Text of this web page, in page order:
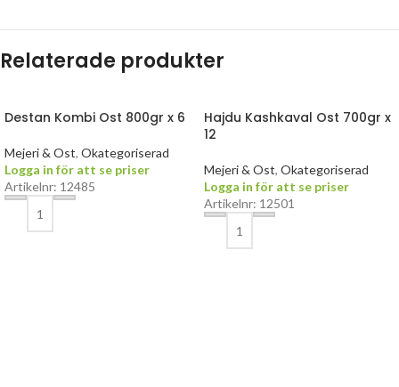
Relaterade produkter
Destan Kombi Ost 800gr x 6
Mejeri & Ost, Okategoriserad
Logga in för att se priser
Artikelnr: 12485
Hajdu Kashkaval Ost 700gr x
12
Mejeri & Ost, Okategoriserad
Logga in för att se priser
Artikelnr: 12501